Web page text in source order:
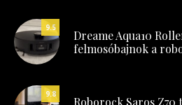
9.5
Dreame Aqua10
felmosóbajnok a
9.8
Roborock Saros Z70